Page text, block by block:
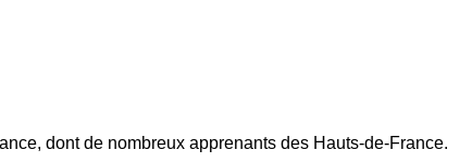
dont de nombreux apprenants des Hauts-de-France.